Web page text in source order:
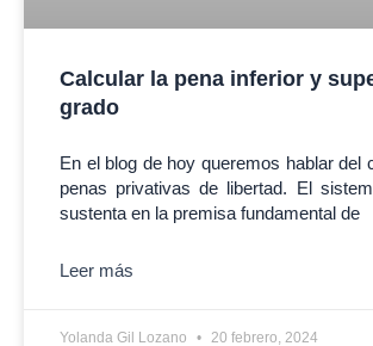
Calcular la pena inferior y
grado
En el blog de hoy queremos hablar del
penas privativas de libertad. El
sustenta en la premisa fundamental de
Leer más
Yolanda Gil Lozano 20 febrero, 2024